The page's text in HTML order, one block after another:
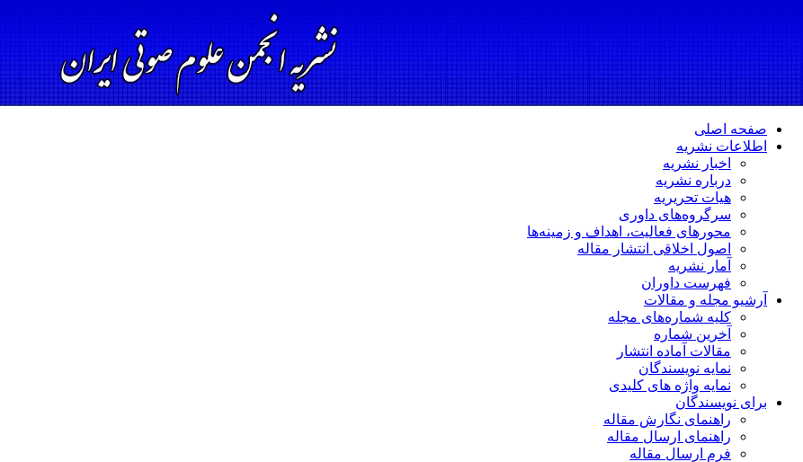
صفحه اصلی
اطلاعات نشریه
اخبار نشریه
درباره نشریه
هیات تحریریه
سرگروه‌های داوری
محورهای فعالیت، اهداف و زمینه‌ها
اصول اخلاقی انتشار مقاله
آمار نشریه
فهرست داوران
آرشیو مجله و مقالات
کلیه شماره‌های مجله
آخرین شماره
مقالات آماده انتشار
نمایه نویسندگان
نمایه واژه های کلیدی
برای نویسندگان
راهنمای نگارش مقاله
راهنمای ارسال مقاله
فرم ارسال مقاله